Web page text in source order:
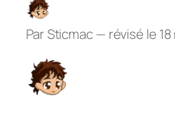
ParSticmac— révisé le